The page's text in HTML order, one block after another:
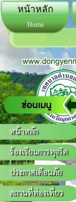
หน้าหลัก
ร้องเรียนการทุจริต
ประกาศเตือนภัย
สถานที่ท่องเที่ยว
หน้าหลัก
Home